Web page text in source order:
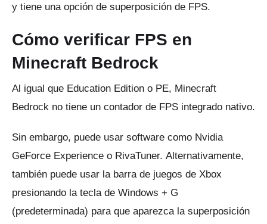
y tiene una opción de superposición de FPS.
Cómo verificar FPS en
Minecraft Bedrock
Al igual que Education Edition o PE, Minecraft
Bedrock no tiene un contador de FPS integrado nativo.
Sin embargo, puede usar software como Nvidia
GeForce Experience o RivaTuner. Alternativamente,
también puede usar la barra de juegos de Xbox
presionando la tecla de Windows + G
(predeterminada) para que aparezca la superposición